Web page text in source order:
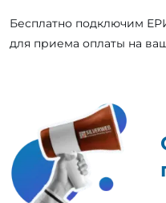
Бесплатно подключим
для приема оплаты на